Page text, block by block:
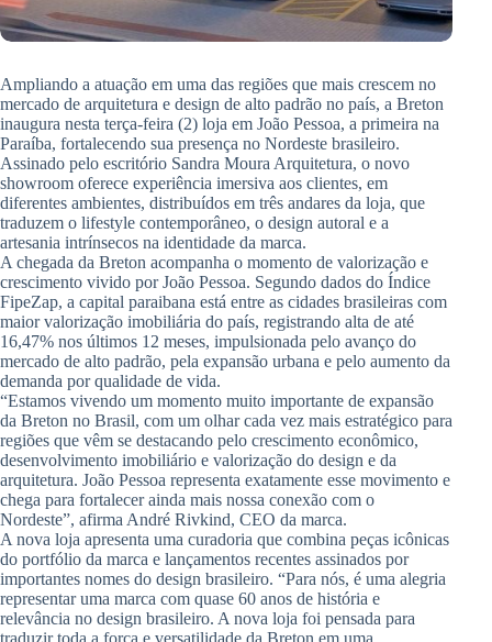
Ampliando a atuação em uma das regiões que mais crescem no
mercado de arquitetura e design de alto padrão no país, a Breton
inaugura nesta terça-feira (2) loja em João Pessoa, a primeira na
Paraíba, fortalecendo sua presença no Nordeste brasileiro.
Assinado pelo escritório Sandra Moura Arquitetura, o novo
showroom oferece experiência imersiva aos clientes, em
diferentes ambientes, distribuídos em três andares da loja, que
traduzem o lifestyle contemporâneo, o design autoral e a
artesania intrínsecos na identidade da marca.
A chegada da Breton acompanha o momento de valorização e
crescimento vivido por João Pessoa. Segundo dados do Índice
FipeZap, a capital paraibana está entre as cidades brasileiras com
maior valorização imobiliária do país, registrando alta de até
16,47% nos últimos 12 meses, impulsionada pelo avanço do
mercado de alto padrão, pela expansão urbana e pelo aumento da
demanda por qualidade de vida.
“Estamos vivendo um momento muito importante de expansão
da Breton no Brasil, com um olhar cada vez mais estratégico para
regiões que vêm se destacando pelo crescimento econômico,
desenvolvimento imobiliário e valorização do design e da
arquitetura. João Pessoa representa exatamente esse movimento e
chega para fortalecer ainda mais nossa conexão com o
Nordeste”, afirma André Rivkind, CEO da marca.
A nova loja apresenta uma curadoria que combina peças icônicas
do portfólio da marca e lançamentos recentes assinados por
importantes nomes do design brasileiro. “Para nós, é uma alegria
representar uma marca com quase 60 anos de história e
relevância no design brasileiro. A nova loja foi pensada para